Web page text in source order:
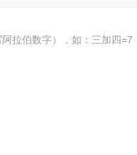
拉伯数字），如：三加四=7